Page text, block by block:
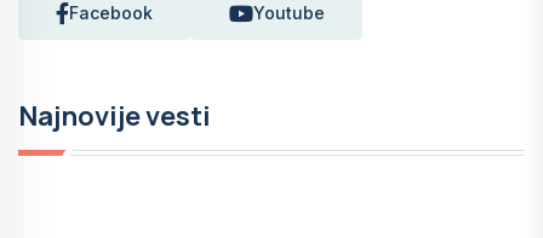
Facebook Youtube
Najnovije vesti